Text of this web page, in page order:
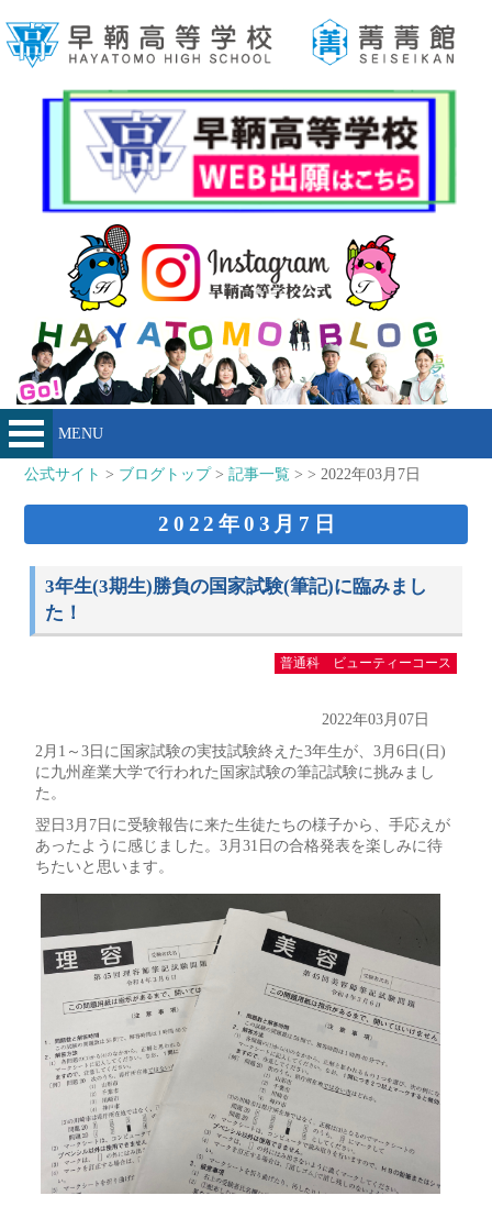
MENU
公式サイト > ブログトップ>記事一覧 > > 2022年03月7日
2022年03月7日
3年生(3期生)勝負の国家試験(筆記)に臨みまし
た！
普通科 ビューティーコース
2022年03月07日
2月1～3日に国家試験の実技試験終えた3年生が、3月6日(日)
に九州産業大学で行われた国家試験の筆記試験に挑みまし
た。
翌日3月7日に受験報告に来た生徒たちの様子から、手応えが
あったように感じました。3月31日の合格発表を楽しみに待
ちたいと思います。